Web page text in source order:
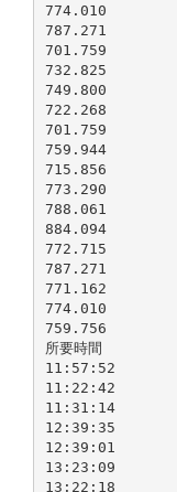
774.010
787.271
701.759
732.825
749.800
722.268
701.759
759.944
715.856
773.290
788.061
884.094
772.715
787.271
771.162
774.010
759.756
所要時間
11:57:52
11:22:42
11:31:14
12:39:35
12:39:01
13:23:09
13:22:18